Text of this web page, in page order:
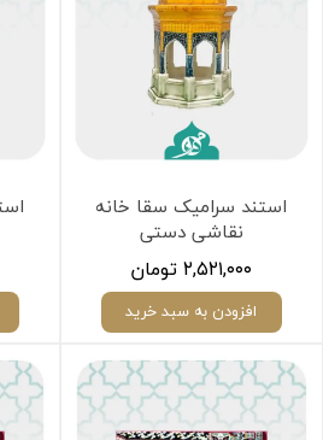
استند سرامیک سقا خانه
نقاشی دستی
۲,۵۲۱,۰۰۰ تومان
افزودن به سبد خرید